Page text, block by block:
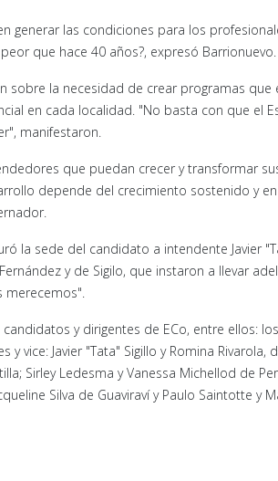
generar las condiciones para los
que hace 40 años?, expresó Barrionuevo.
sobre la necesidad de crear programas
en cada localidad. "No basta con que el
manifestaron.
que puedan crecer y transformar
depende del crecimiento sostenido y
la sede del candidato a intendente Javier
y de Sigilo, que instaron a llevar
merecemos".
y dirigentes de ECo, entre ellos:
vice: Javier "Tata" Sigillo y Romina Rivarola,
Sirley Ledesma y Vanessa Michellod de
Silva de Guaviraví y Paulo Saintotte y